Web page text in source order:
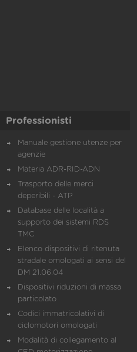
Professionisti
Manuale gestione utenze per
agenzie
Materia ADR-RID-ADN
Trasporto delle merci
deperibili - ATP
Database delle località a
supporto dei sistemi RDS
TMC
Elenco dispositivi di ritenuta
stradale omologati ai sensi del
DM 21.06.04
Dispositivi riduzioni di massa
particolato
Codici immatricolativi di
ciclomotori omologati
Modalità di collegamento al